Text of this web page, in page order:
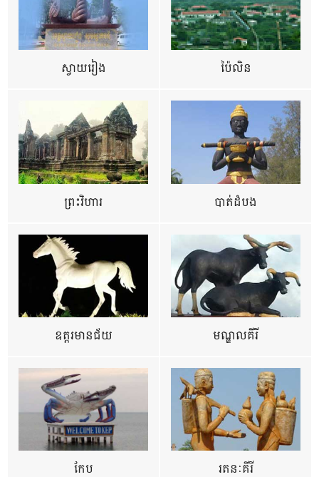
ស្វាយរៀង ប៉ៃលិន
ព្រះវិហារ បាត់ដំបង
ឧត្ដរមានជ័យ មណ្ឌលគីរី
កែប រតនៈគីរី